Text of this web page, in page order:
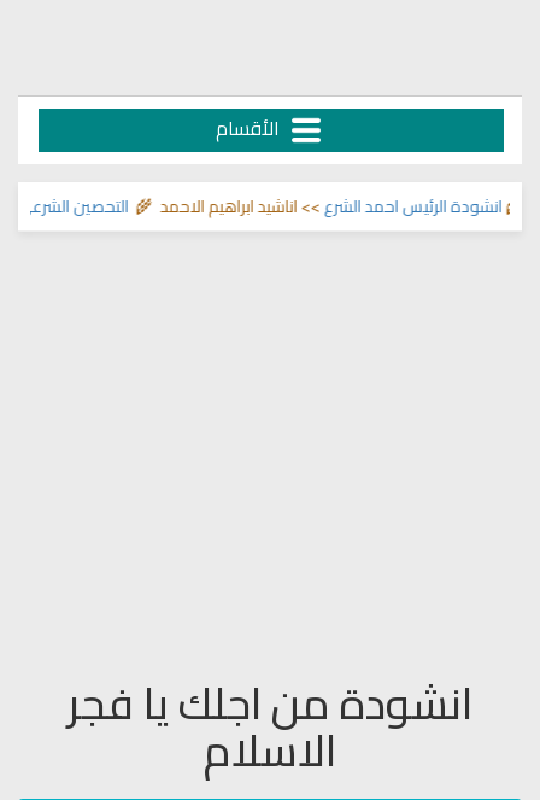
الأقسام
التحصين الشرعي انشودة الرئيس احمد الشرع>> اناشيد ابراهيم الاحمد 🌾
انشودة من اجلك يا فجر
الاسلام